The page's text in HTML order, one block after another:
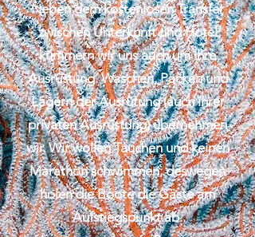
Neben dem kostenlosen Transfer
zwischen Unterkunft und Hotel
kümmern wir uns auch um Ihre
Ausrüstung. Waschen, Packen und
Lagern der Ausrütung (auch ihrer
privaten Ausrüstung) übernehmen
wir. Wir wollen Tauchen und keinen
Marathon schwimmen, deswegen
holen die Boote die Gäste am
Aufstiegspunkt ab.